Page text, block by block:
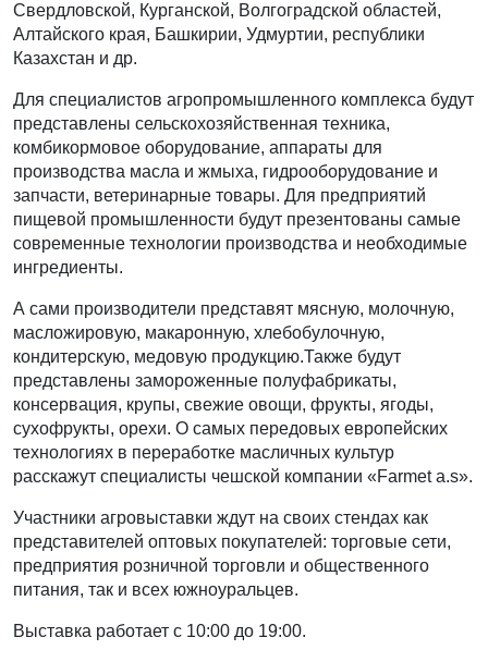
Свердловской, Курганской, Волгоградской областей,
Алтайского края, Башкирии, Удмуртии, республики
Казахстан и др.
Для специалистов агропромышленного комплекса будут
представлены сельскохозяйственная техника,
комбикормовое оборудование, аппараты для
производства масла и жмыха, гидрооборудование и
запчасти, ветеринарные товары. Для предприятий
пищевой промышленности будут презентованы самые
современные технологии производства и необходимые
ингредиенты.
А сами производители представят мясную, молочную,
масложировую, макаронную, хлебобулочную,
кондитерскую, медовую продукцию.Также будут
представлены замороженные полуфабрикаты,
консервация, крупы, свежие овощи, фрукты, ягоды,
сухофрукты, орехи. О самых передовых европейских
технологиях в переработке масличных культур
расскажут специалисты чешской компании «Farmet a.s».
Участники агровыставки ждут на своих стендах как
представителей оптовых покупателей: торговые сети,
предприятия розничной торговли и общественного
питания, так и всех южноуральцев.
Выставка работает с 10:00 до 19:00.